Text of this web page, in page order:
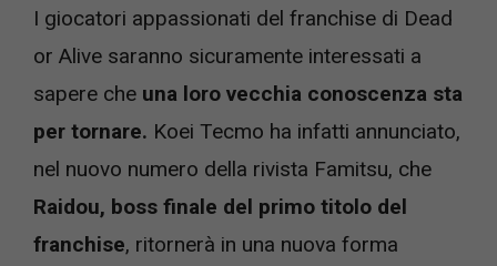
I giocatori appassionati del franchise di Dead
or Alive saranno sicuramente interessati a
sapere che una loro vecchia conoscenza sta
per tornare. Koei Tecmo ha infatti annunciato,
nel nuovo numero della rivista Famitsu, che
Raidou, boss finale del primo titolo del
franchise, ritornerà in una nuova forma